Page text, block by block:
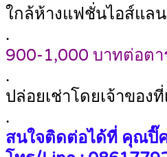
ใกล้ห้างแฟชั่นไอส์แล
.
900-1,000 บาทต่อตา
.
ปล่อยเช่าโดยเจ้าของ
.
สนใจติดต่อได้ที่ คุณปิ๊